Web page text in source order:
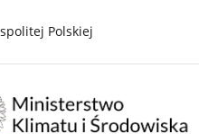
Polskiej